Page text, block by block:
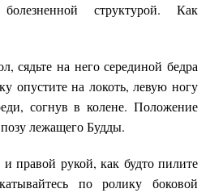
структурой. Как
сядьте на него серединой бедра
опустите на локоть, левую ногу
согнув в колене. Положение
лежащего Будды.
правой рукой, как будто пилите
по ролику боковой